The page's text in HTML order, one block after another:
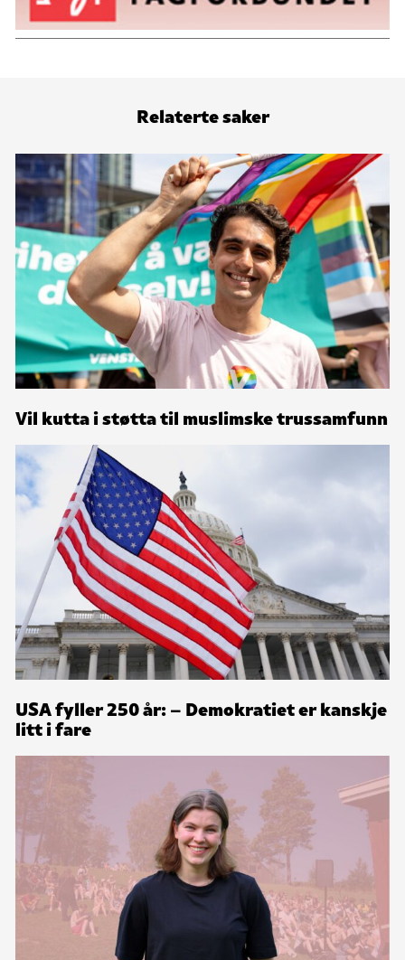
Relaterte saker
Vil kutta i støtta til muslimske trussamfunn
USA fyller 250 år: – Demokratiet er kanskje
litt i fare